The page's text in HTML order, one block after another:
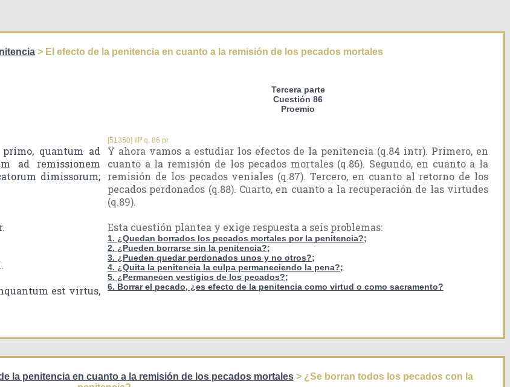
> El efecto de la penitencia en cuanto a la remisión de los pecados mortales
quantum ad
ad remissionem
dimissorum;
est virtus,
Tercera parte
Cuestión 86
Proemio
[51350] IIIª q. 86 pr.
Y ahora vamos a estudiar los efectos de la penitencia (q.84 intr). Primero, en
cuanto a la remisión de los pecados mortales (q.86). Segundo, en cuanto a la
remisión de los pecados veniales (q.87). Tercero, en cuanto al retorno de los
pecados perdonados (q.88). Cuarto, en cuanto a la recuperación de las virtudes
(q.89).
Esta cuestión plantea y exige respuesta a seis problemas:
1. ¿Quedan borrados los pecados mortales por la penitencia?;
2. ¿Pueden borrarse sin la penitencia?;
3. ¿Pueden quedar perdonados unos y no otros?;
4. ¿Quita la penitencia la culpa permaneciendo la pena?;
5. ¿Permanecen vestigios de los pecados?;
6. Borrar el pecado, ¿es efecto de la penitencia como virtud o como sacramento?
la penitencia en cuanto a la remisión de los pecados mortales> ¿Se borran todos los pecados con la